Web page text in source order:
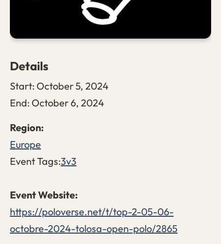
Details
Start: October 5, 2024
End: October 6, 2024
Europe
Event Tags:3v3
https://poloverse.net/t/top-2-05-06-
octobre-2024-tolosa-open-polo/2865